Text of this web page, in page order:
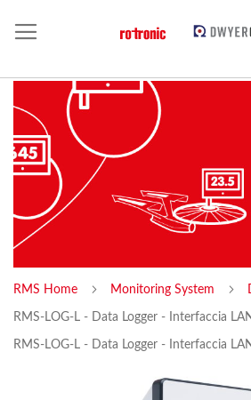
RMS Home Monitoring System
RMS-LOG-L - Data Logger - Interfaccia
RMS-LOG-L - Data Logger - Interfaccia